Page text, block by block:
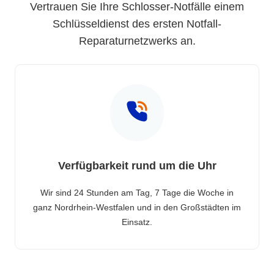
Vertrauen Sie Ihre Schlosser-Notfälle einem
Schlüsseldienst des ersten Notfall-
Reparaturnetzwerks an.
Verfügbarkeit rund um die Uhr
Wir sind 24 Stunden am Tag, 7 Tage die Woche in
ganz Nordrhein-Westfalen und in den Großstädten im
Einsatz.